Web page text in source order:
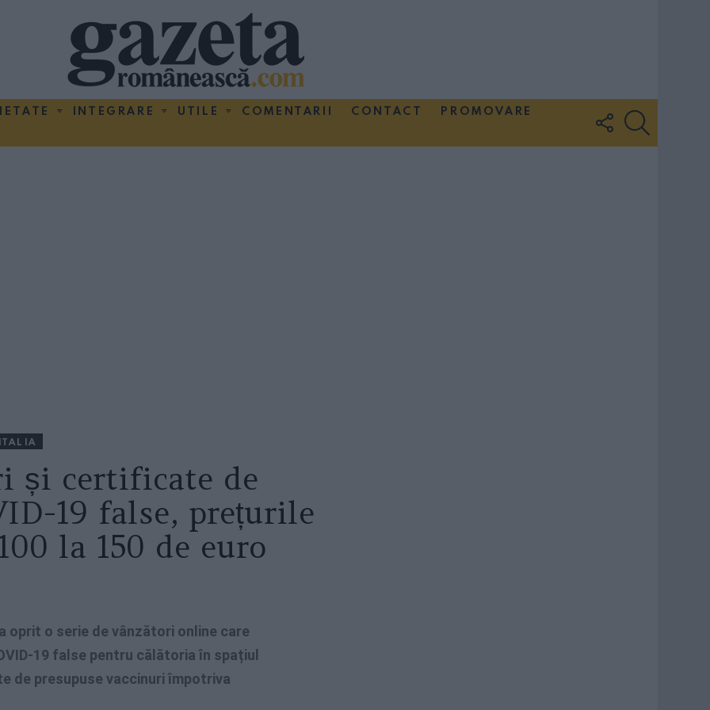
INTEGRARE UTILE COMENTARII CONTACT
PROMOVARE
FOLLOW
US
ITALIA
și certificate de
19 false, prețurile
la 150 de euro
oprit o serie de vânzători online care
19 false pentru călătoria în spațiul
de presupuse vaccinuri împotriva